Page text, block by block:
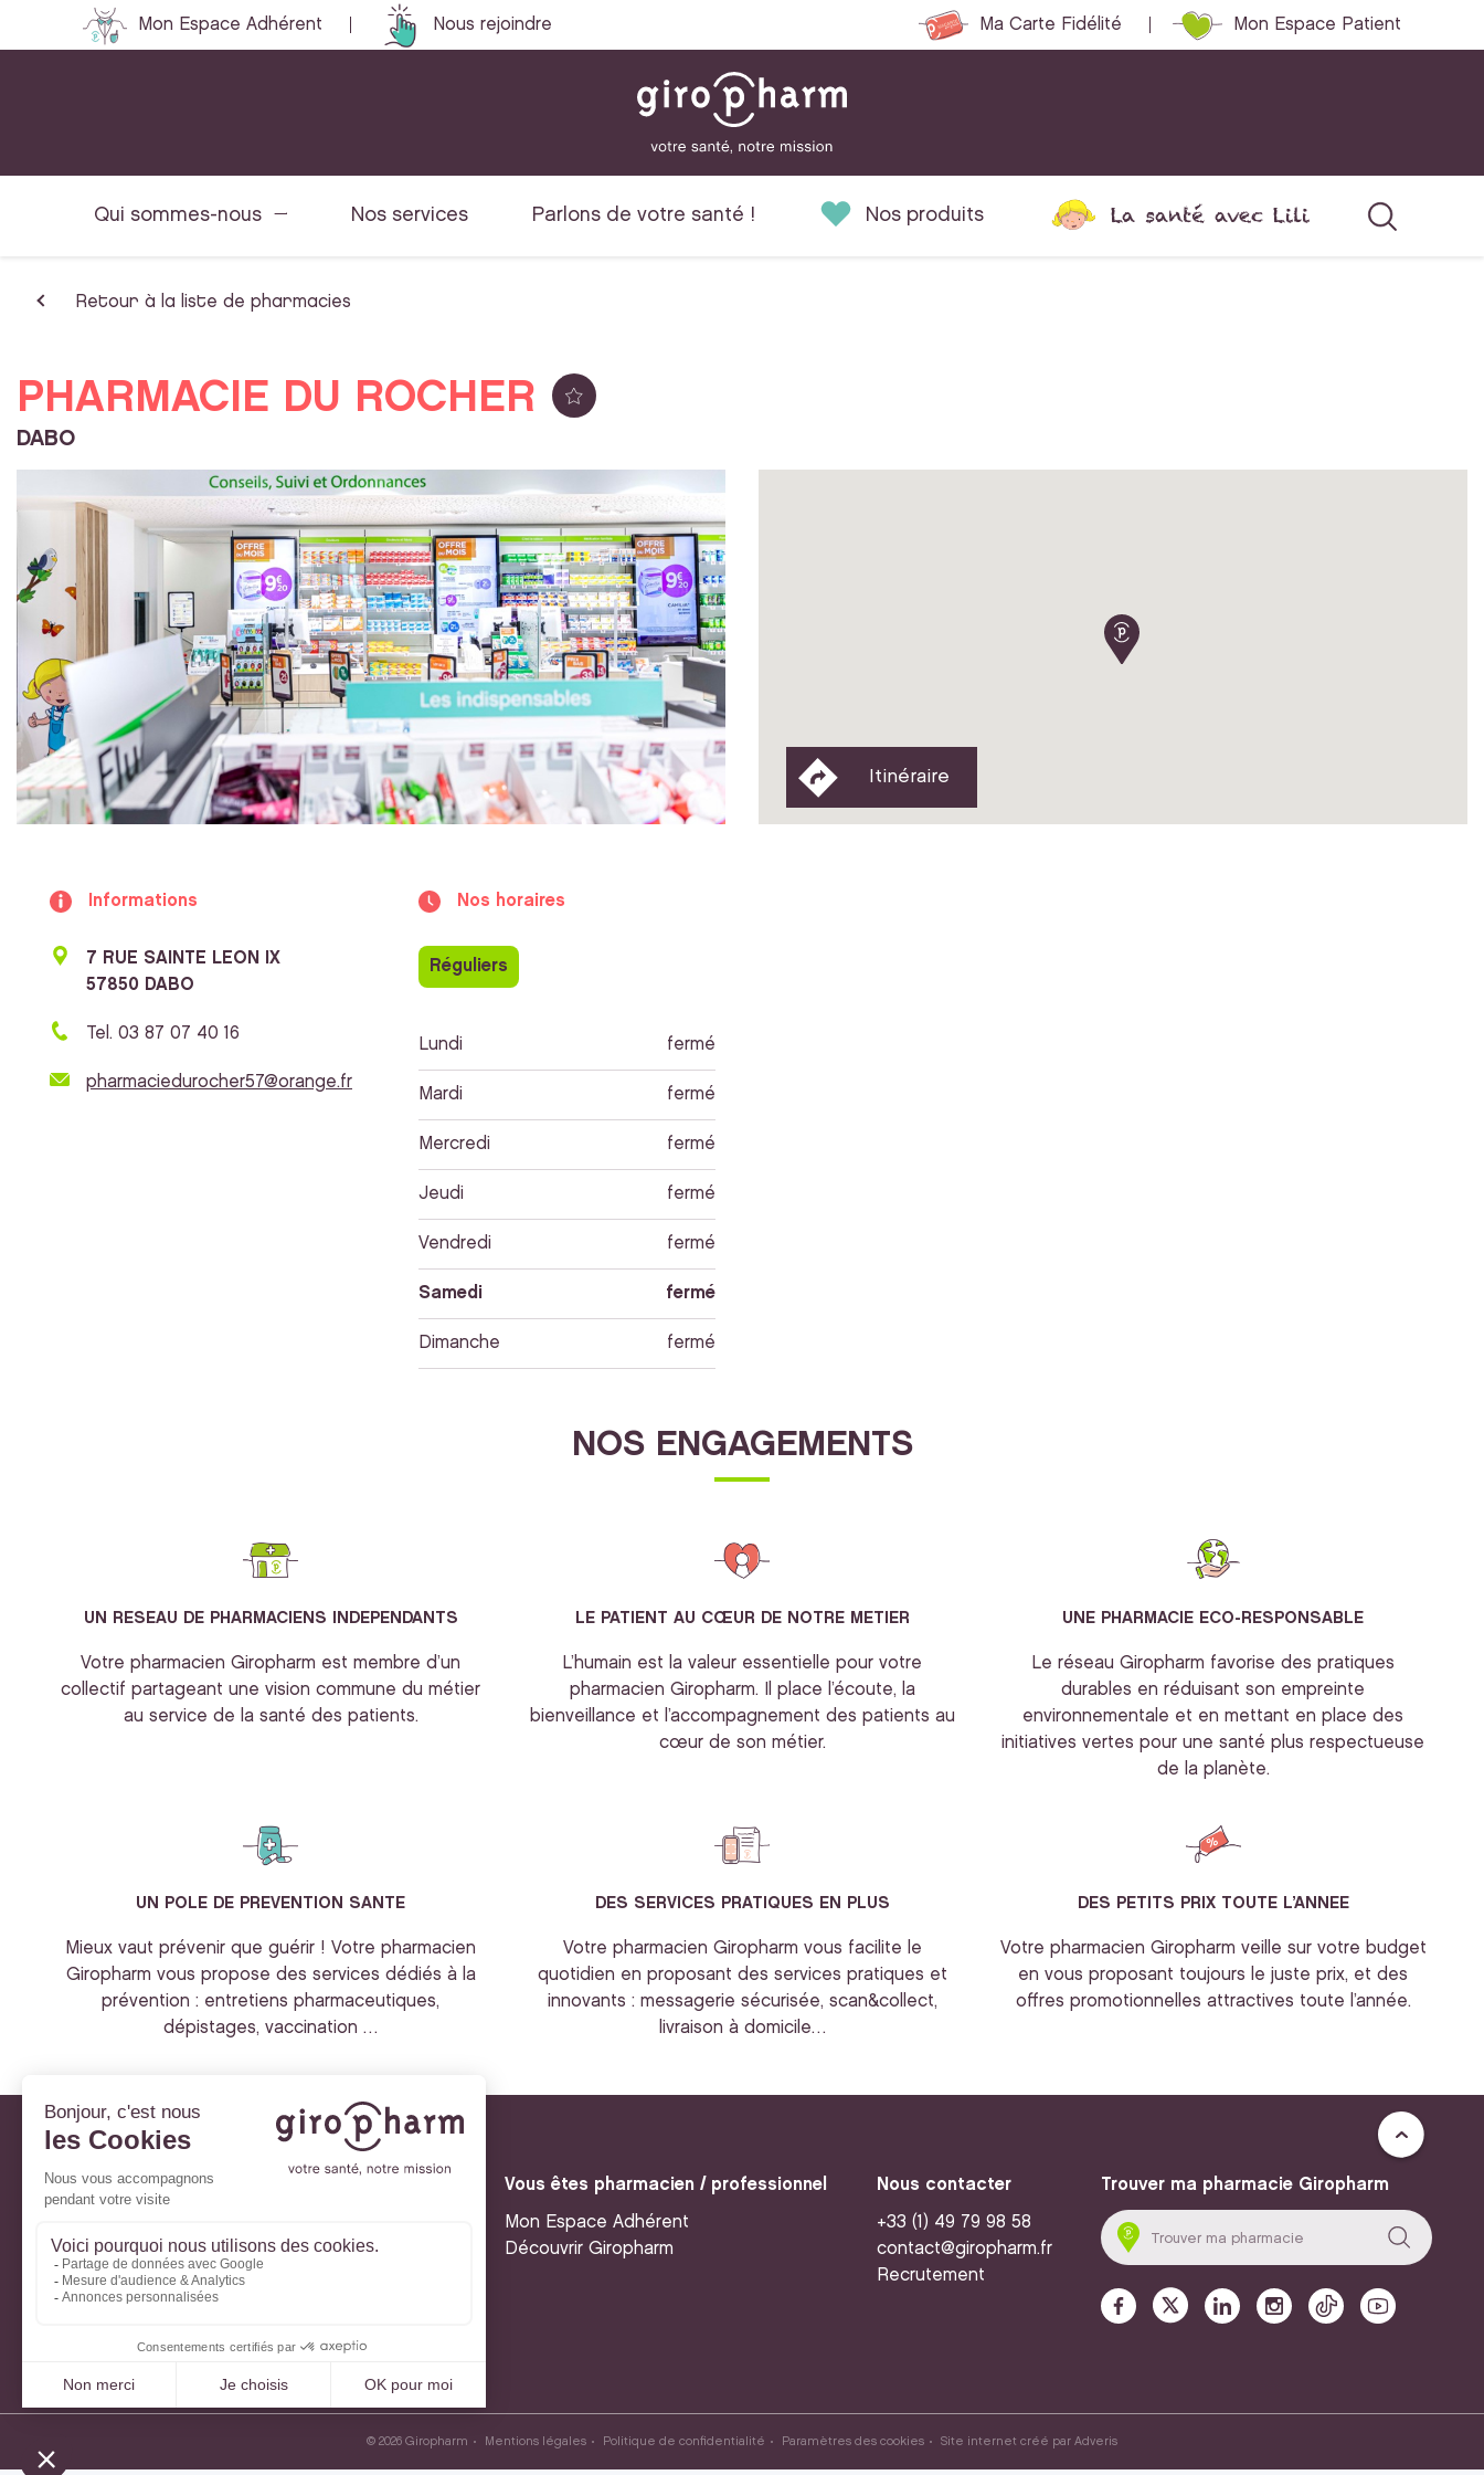
Mon Espace Adhérent Nous rejoindre Ma Carte Fidélité Mon Espace Patient
Qui sommes-nous Nos services Parlons de votre santé ! Nos produits La santé avec Lili
Retour à la liste de pharmacies
PHARMACIE DU ROCHER
DABO
Itinéraire
Informations
7 RUE SAINTE LEON IX
57850 DABO
Tel. 03 87 07 40 16
pharmaciedurocher57@orange.fr
Nos horaires
Réguliers
Lundi fermé
Mardi fermé
Mercredi fermé
Jeudi fermé
Vendredi fermé
Samedi fermé
Dimanche fermé
NOS ENGAGEMENTS
UN RESEAU DE PHARMACIENS INDEPENDANTS
Votre pharmacien Giropharm est membre d’un
collectif partageant une vision commune du métier
au service de la santé des patients.
LE PATIENT AU CŒUR DE NOTRE METIER
L’humain est la valeur essentielle pour votre
pharmacien Giropharm. Il place l’écoute, la
bienveillance et l’accompagnement des patients au
cœur de son métier.
UNE PHARMACIE ECO-RESPONSABLE
Le réseau Giropharm favorise des pratiques
durables en réduisant son empreinte
environnementale et en mettant en place des
initiatives vertes pour une santé plus respectueuse
de la planète.
UN POLE DE PREVENTION SANTE
Mieux vaut prévenir que guérir ! Votre pharmacien
Giropharm vous propose des services dédiés à la
prévention : entretiens pharmaceutiques,
dépistages, vaccination …
DES SERVICES PRATIQUES EN PLUS
Votre pharmacien Giropharm vous facilite le
quotidien en proposant des services pratiques et
innovants : messagerie sécurisée, scan&collect,
livraison à domicile…
DES PETITS PRIX TOUTE L’ANNEE
Votre pharmacien Giropharm veille sur votre budget
en vous proposant toujours le juste prix, et des
offres promotionnelles attractives toute l’année.
À votre service
Mon Espace Patient
Vous êtes pharmacien / professionnel
Mon Espace Adhérent
Découvrir Giropharm
Nous contacter
+33 (1) 49 79 98 58
contact@giropharm.fr
Recrutement
Trouver ma pharmacie Giropharm
© 2026 Giropharm Mentions légales Politique de confidentialité Paramètres des cookies Site internet créé par Adveris